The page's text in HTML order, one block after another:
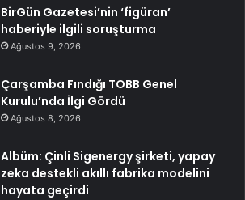
BirGün Gazetesi’nin ‘figüran’
haberiyle ilgili soruşturma
Ağustos 9, 2026
Çarşamba Fındığı TOBB Genel
Kurulu’nda İlgi Gördü
Ağustos 8, 2026
Albüm: Çinli Sigenergy şirketi, yapay
zeka destekli akıllı fabrika modelini
hayata geçirdi